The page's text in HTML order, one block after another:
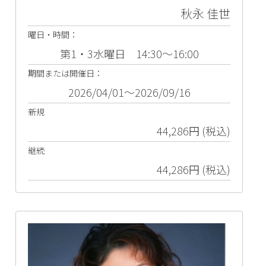
秋永 佳世
曜日・時間：
第1・3水曜日 14:30～16:00
期間または開催日：
2026/04/01～2026/09/16
新規
44,286円 (税込)
継続
44,286円 (税込)